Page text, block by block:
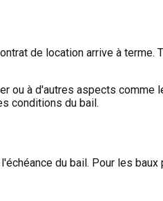
de location arrive à terme.
à d'autres aspects comme
conditions du bail.
du bail. Pour les